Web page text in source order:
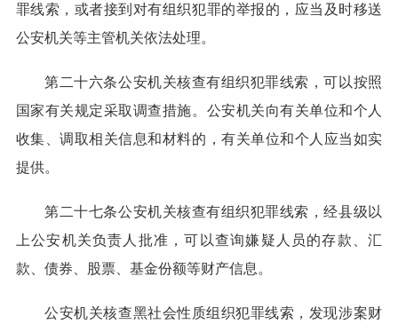
罪线索，或者接到对有组织犯罪的举报的，应当及时移送
公安机关等主管机关依法处理。
第二十六条公安机关核查有组织犯罪线索，可以按照
国家有关规定采取调查措施。公安机关向有关单位和个人
收集、调取相关信息和材料的，有关单位和个人应当如实
提供。
第二十七条公安机关核查有组织犯罪线索，经县级以
上公安机关负责人批准，可以查询嫌疑人员的存款、汇
款、债券、股票、基金份额等财产信息。
公安机关核查黑社会性质组织犯罪线索，发现涉案财